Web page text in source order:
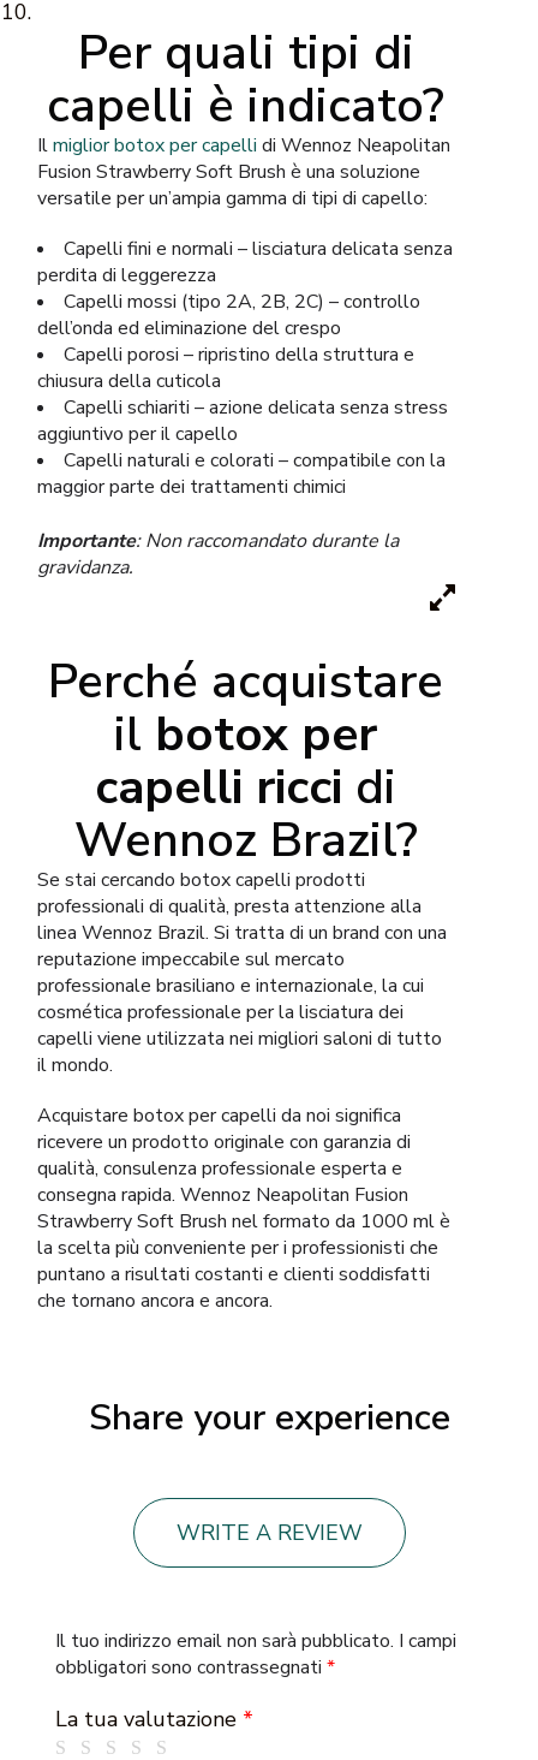
Per quali tipi di
capelli è indicato?
Ilmiglior botox per capelli di Wennoz Neapolitan
Fusion Strawberry Soft Brush è una soluzione
versatile per un’ampia gamma di tipi di capello:
Capelli fini e normali – lisciatura delicata senza
perdita di leggerezza
Capelli mossi (tipo 2A, 2B, 2C) – controllo
dell’onda ed eliminazione del crespo
Capelli porosi – ripristino della struttura e
chiusura della cuticola
Capelli schiariti – azione delicata senza stress
aggiuntivo per il capello
Capelli naturali e colorati – compatibile con la
maggior parte dei trattamenti chimici
Importante: Non raccomandato durante la
gravidanza.
Perché acquistare
il botox per
capelli ricci di
Wennoz Brazil?
Se stai cercando botox capelli prodotti
professionali di qualità, presta attenzione alla
linea Wennoz Brazil. Si tratta di un brand con una
reputazione impeccabile sul mercato
professionale brasiliano e internazionale, la cui
cosmética professionale per la lisciatura dei
capelli viene utilizzata nei migliori saloni di tutto
il mondo.
Acquistare botox per capelli da noi significa
ricevere un prodotto originale con garanzia di
qualità, consulenza professionale esperta e
consegna rapida. Wennoz Neapolitan Fusion
Strawberry Soft Brush nel formato da 1000 ml è
la scelta più conveniente per i professionisti che
puntano a risultati costanti e clienti soddisfatti
che tornano ancora e ancora.
Share your experience
WRITE A REVIEW
Il tuo indirizzo email non sarà pubblicato. I campi
obbligatori sono contrassegnati *
La tua valutazione *